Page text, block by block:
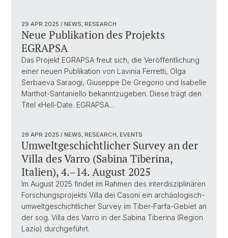
29 APR 2025 / NEWS, RESEARCH
Neue Publikation des Projekts
EGRAPSA
Das Projekt EGRAPSA freut sich, die Veröffentlichung
einer neuen Publikation von Lavinia Ferretti, Olga
Serbaeva Saraogi, Giuseppe De Gregorio und Isabelle
Marthot-Santaniello bekanntzugeben. Diese trägt den
Titel «Hell-Date. EGRAPSA…
29 APR 2025 / NEWS, RESEARCH, EVENTS
Umweltgeschichtlicher Survey an der
Villa des Varro (Sabina Tiberina,
Italien), 4.–14. August 2025
Im August 2025 findet im Rahmen des interdisziplinären
Forschungsprojekts Villa dei Casoni ein archäologisch-
umweltgeschichtlicher Survey im Tiber-Farfa-Gebiet an
der sog. Villa des Varro in der Sabina Tiberina (Region
Lazio) durchgeführt.